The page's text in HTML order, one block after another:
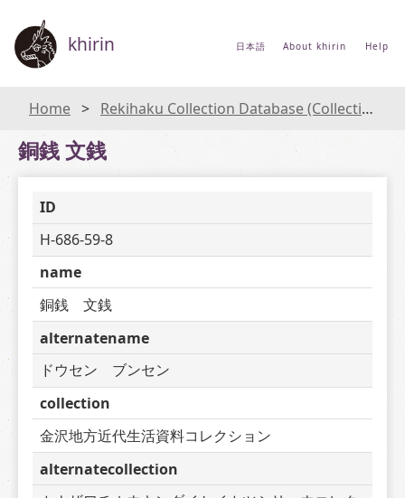
khirin 日本語 About khirin Help
Home Rekihaku Collection Database (Collections Database of the National Museum of Japanese History)
銅銭 文銭
ID
H-686-59-8
name
銅銭　文銭
alternatename
ドウセン　ブンセン
collection
金沢地方近代生活資料コレクション
alternatecollection